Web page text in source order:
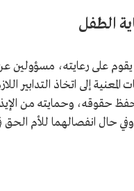
الطفل
على رعايته، مسؤولين
إلى اتخاذ التدابير
حقوقه، وحمايته من
حال انفصالهما للأم الحق